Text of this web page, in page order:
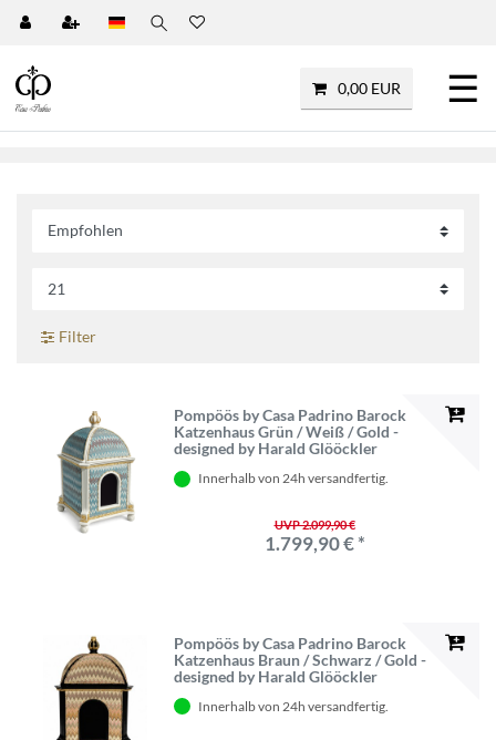
0,00 EUR ☰
Filter
Pompöös by Casa Padrino Barock
Katzenhaus Grün / Weiß / Gold -
designed by Harald Glööckler
Innerhalb von 24h versandfertig.
UVP 2.099,90 €
1.799,90 € *
Pompöös by Casa Padrino Barock
Katzenhaus Braun / Schwarz / Gold -
designed by Harald Glööckler
Innerhalb von 24h versandfertig.